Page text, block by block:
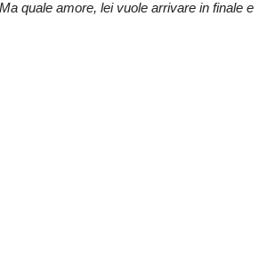
quale amore, lei vuole arrivare in finale e